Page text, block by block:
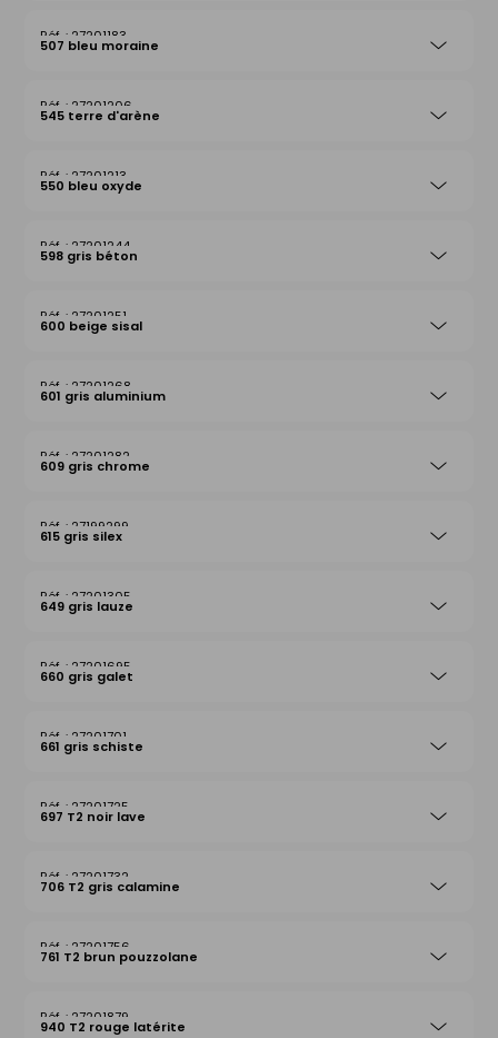
27201183
507 bleu moraine
27201206
545 terre d'arène
27201213
550 bleu oxyde
27201244
598 gris béton
27201251
600 beige sisal
27201268
601 gris aluminium
27201282
609 gris chrome
27199299
615 gris silex
27201305
649 gris lauze
27201695
660 gris galet
27201701
661 gris schiste
27201725
697 T2 noir lave
27201732
706 T2 gris calamine
27201756
761 T2 brun pouzzolane
27201879
940 T2 rouge latérite